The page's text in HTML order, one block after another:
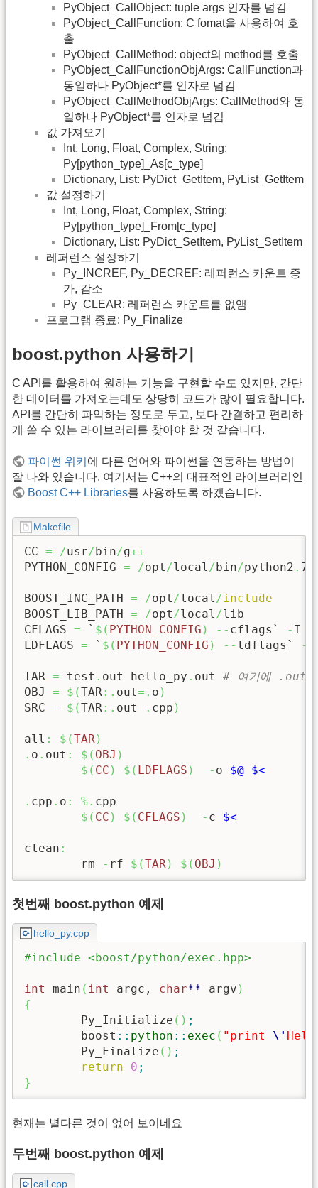
PyObject_CallObject: tuple args 인자를 넘김
PyObject_CallFunction: C fomat을 사용하여 호
출
PyObject_CallMethod: object의 method를 호출
PyObject_CallFunctionObjArgs: CallFunction과
동일하나 PyObject*를 인자로 넘김
PyObject_CallMethodObjArgs: CallMethod와 동
일하나 PyObject*를 인자로 넘김
값 가져오기
Int, Long, Float, Complex, String:
Py[python_type]_As[c_type]
Dictionary, List: PyDict_GetItem, PyList_GetItem
값 설정하기
Int, Long, Float, Complex, String:
Py[python_type]_From[c_type]
Dictionary, List: PyDict_SetItem, PyList_SetItem
레퍼런스 설정하기
Py_INCREF, Py_DECREF: 레퍼런스 카운트 증
가, 감소
Py_CLEAR: 레퍼런스 카운트를 없앰
프로그램 종료: Py_Finalize
boost.python 사용하기
C API를 활용하여 원하는 기능을 구현할 수도 있지만, 간단
한 데이터를 가져오는데도 상당히 코드가 많이 필요합니다.
API를 간단히 파악하는 정도로 두고, 보다 간결하고 편리하
게 쓸 수 있는 라이브러리를 찾아야 할 것 같습니다.
파이썬 위키 에 다른 언어와 파이썬을 연동하는 방법이
잘 나와 있습니다. 여기서는 C++의 대표적인 라이브러리인
Boost C++ Libraries를 사용하도록 하겠습니다.
Makefile
CC = /usr/bin/g++
PYTHON_CONFIG = /opt/local/bin/python2 . 7
BOOST_INC_PATH = /opt/local/include
BOOST_LIB_PATH = /opt/local/lib
CFLAGS = ` $ ( PYTHON_CONFIG ) -- cflags` - I
LDFLAGS = ` $ ( PYTHON_CONFIG ) -- ldflags` -
TAR = test . out hello_py . out # 여기에 .out
OBJ = $ (TAR:. out=. o )
SRC = $ (TAR:. out=. cpp )
all : $ (TAR)
. o . out : $ ( OBJ )
$ ( CC ) $ ( LDFLAGS ) - o $@ $<
. cpp . o : %. cpp
$ ( CC ) $ ( CFLAGS ) - c $<
clean :
	rm
- rf $ (TAR) $ ( OBJ )
첫번째 boost.python 예제
hello_py.cpp
#include <boost/python/exec.hpp>
int main ( int argc, char** argv )
{
	Py_Initialize
( ) ;
	boost
:: python :: exec ( "print \'
	Py_Finalize
( ) ;
return
0 ;
}
현재는 별다른 것이 없어 보이네요
두번째 boost.python 예제
call.cpp